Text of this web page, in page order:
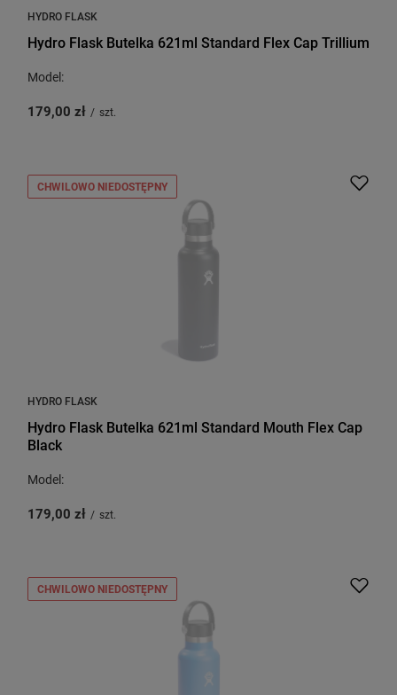
HYDRO FLASK
Hydro Flask Butelka 621ml Standard Flex Cap Trillium
Model:
179,00 zł / szt.
CHWILOWO NIEDOSTĘPNY
HYDRO FLASK
Hydro Flask Butelka 621ml Standard Mouth Flex Cap
Black
Model:
179,00 zł / szt.
CHWILOWO NIEDOSTĘPNY